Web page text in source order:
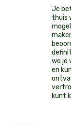
Je
thuis
we je
en
kunt